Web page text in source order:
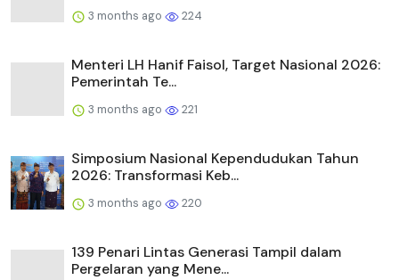
3 months ago 224
Menteri LH Hanif Faisol, Target Nasional 2026:
Pemerintah Te...
3 months ago 221
Simposium Nasional Kependudukan Tahun
2026: Transformasi Keb...
3 months ago 220
139 Penari Lintas Generasi Tampil dalam
Pergelaran yang Mene...